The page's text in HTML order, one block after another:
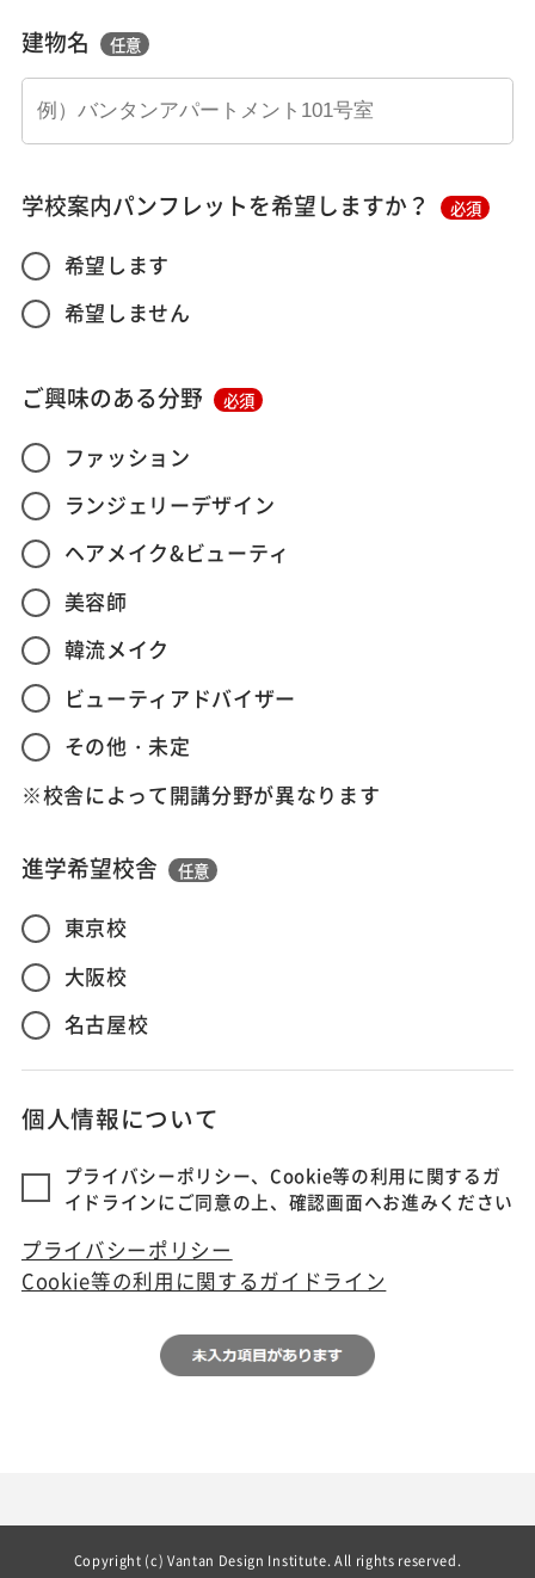
建物名 任意
学校案内パンフレットを希望しますか？ 必須
希望します
希望しません
ご興味のある分野 必須
ファッション
ランジェリーデザイン
ヘアメイク&ビューティ
美容師
韓流メイク
ビューティアドバイザー
その他・未定
※校舎によって開講分野が異なります
進学希望校舎 任意
東京校
大阪校
名古屋校
個人情報について
プライバシーポリシー、Cookie等の利用に関するガ
イドラインにご同意の上、確認画面へお進みください
プライバシーポリシー
Cookie等の利用に関するガイドライン
Copyright (c) Vantan Design Institute. All rights reserved.